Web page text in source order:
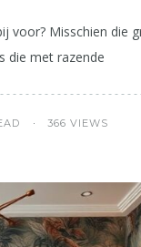
voor? Misschien die
die met razende
366 VIEWS